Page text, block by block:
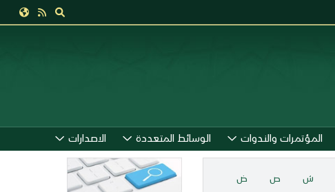
المؤتمرات والندوات الوسائط المتعددة الاصدارات
ش ص ض